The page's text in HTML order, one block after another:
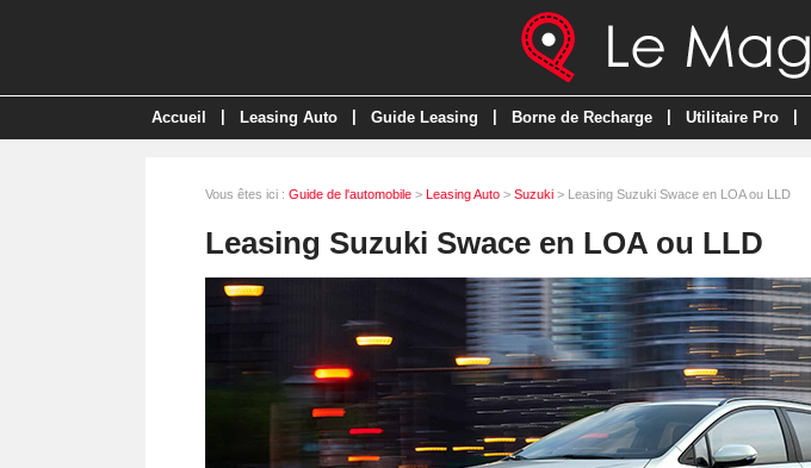
Accueil Leasing Auto Guide Leasing Borne de Recharge Utilitaire Pro
Vous êtes ici : Guide de l'automobile > Leasing Auto > Suzuki > Leasing Suzuki Swace en LOA ou LLD
Leasing Suzuki Swace en LOA ou LLD